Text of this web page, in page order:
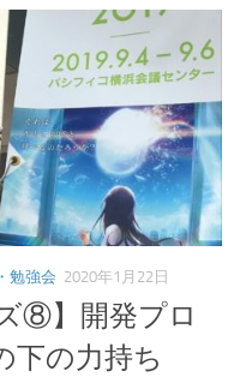
勉強会 2020年1月22日
ズ⑧】開発プロ
下の力持ち